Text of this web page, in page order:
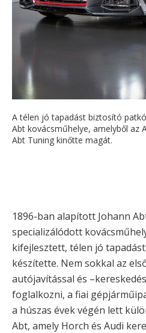
A télen jó tapadást biztosító
Abt kovácsműhelye, amelyből az
Abt Tuning kinőtte magát.
1896-ban alapított Johann
specializálódott
kifejlesztett, télen jó
készítette. Nem sokkal az
autójavítással és
foglalkozni, a fiai
a húszas évek végén lett
Abt, amely Horch és Audi